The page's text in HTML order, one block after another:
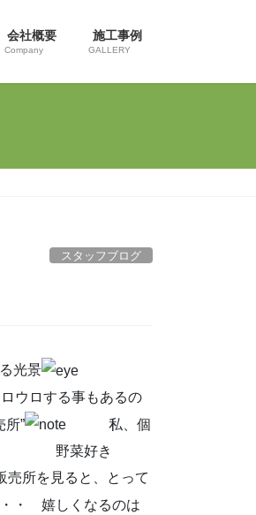
会社概要
Company
施工事例
GALLERY
スタッフブログ
光景
ウロする事もあるの
所”
私、個
） 野菜好き
売所を見ると、とって
・ 嬉しくなるのは